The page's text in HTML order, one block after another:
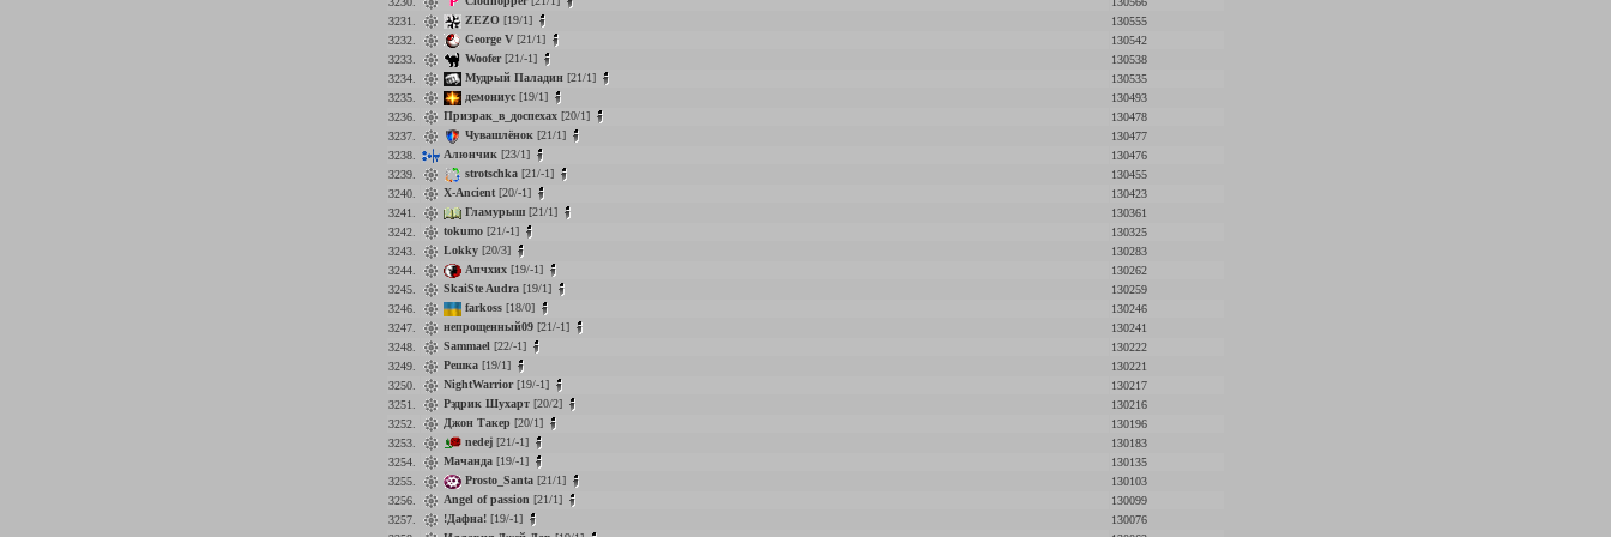
3231.
ZEZO [19/1]
130555
3232.
George V [21/1]
130542
3233.
Woofer[21/-1]
130538
3234.
Мудрый Паладин [21/1]
130535
3235.
демониус [19/1]
130493
3236.
Призрак_в_доспехах [20/1]
130478
3237.
Чувашлёнок [21/1]
130477
3238.
Алюнчик [23/1]
130476
3239.
strotschka [21/-1]
130455
3240.
X-Ancient [20/-1]
130423
3241.
Гламурыш [21/1]
130361
3242.
tokumo [21/-1]
130325
3243.
Lokky [20/3]
130283
3244.
Апчхих [19/-1]
130262
3245.
SkaiSte Audra [19/1]
130259
3246.
farkoss [18/0]
130246
3247.
непрощенный09 [21/-1]
130241
3248.
Sammael [22/-1]
130222
3249.
Решка [19/1]
130221
3250.
NightWarrior[19/-1]
130217
3251.
Рэдрик Шухарт [20/2]
130216
3252.
Джон Такер [20/1]
130196
3253.
nedej [21/-1]
130183
3254.
Мачанда [19/-1]
130135
3255.
Prosto_Santa [21/1]
130103
3256.
Angel of passion [21/1]
130099
3257.
!Дафна! [19/-1]
130076